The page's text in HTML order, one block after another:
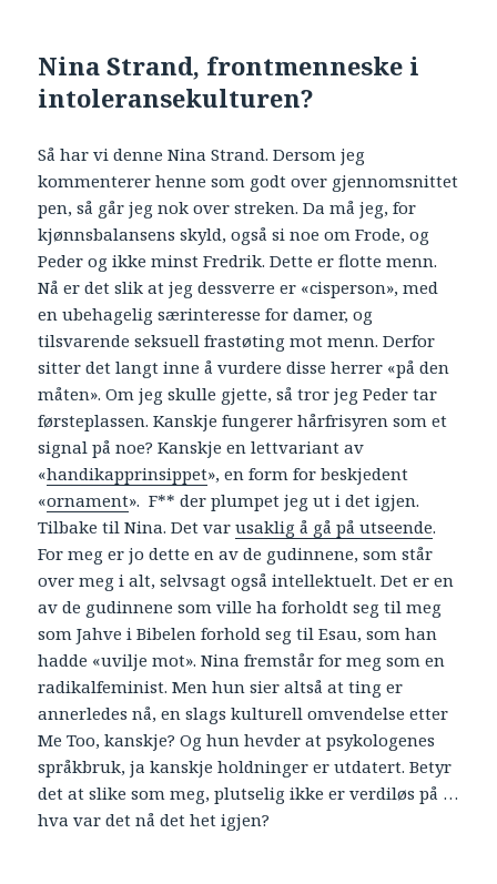
Nina Strand, frontmenneske i
intoleransekulturen?
Så har vi denne Nina Strand. Dersom jeg
kommenterer henne som godt over gjennomsnittet
pen, så går jeg nok over streken. Da må jeg, for
kjønnsbalansens skyld, også si noe om Frode, og
Peder og ikke minst Fredrik. Dette er flotte menn.
Nå er det slik at jeg dessverre er «cisperson», med
en ubehagelig særinteresse for damer, og
tilsvarende seksuell frastøting mot menn. Derfor
sitter det langt inne å vurdere disse herrer «på den
måten». Om jeg skulle gjette, så tror jeg Peder tar
førsteplassen. Kanskje fungerer hårfrisyren som et
signal på noe? Kanskje en lettvariant av
«handikapprinsippet», en form for beskjedent
«ornament». F** der plumpet jeg ut i det igjen.
Tilbake til Nina. Det varusaklig å gå på utseende.
For meg er jo dette en av de gudinnene, som står
over meg i alt, selvsagt også intellektuelt. Det er en
av de gudinnene som ville ha forholdt seg til meg
som Jahve i Bibelen forhold seg til Esau, som han
hadde «uvilje mot». Nina fremstår for meg som en
radikalfeminist. Men hun sier altså at ting er
annerledes nå, en slags kulturell omvendelse etter
Me Too, kanskje? Og hun hevder at psykologenes
språkbruk, ja kanskje holdninger er utdatert. Betyr
det at slike som meg, plutselig ikke er verdiløs på …
hva var det nå det het igjen?